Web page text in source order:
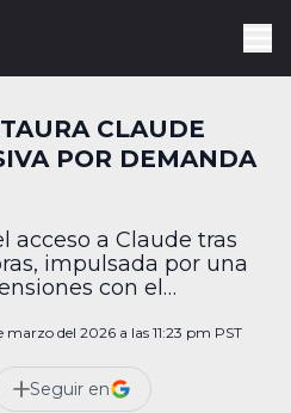
CLAUDE
POR DEMANDA
acceso a Claude tras
impulsada por una
con el
marzo del 2026 a las 11:23 pm PST
Seguir en